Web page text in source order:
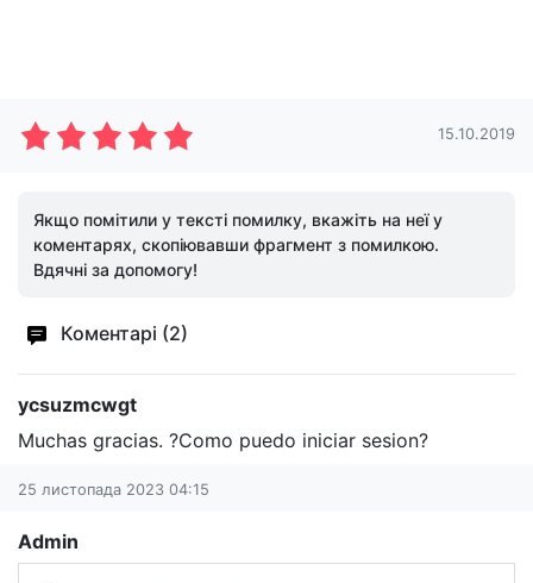
15.10.2019
Якщо помітили у тексті помилку, вкажіть на неї у
коментарях, скопіювавши фрагмент з помилкою.
Вдячні за допомогу!
Коментарі (2)
ycsuzmcwgt
Muchas gracias. ?Como puedo iniciar sesion?
25 листопада 2023 04:15
Admin